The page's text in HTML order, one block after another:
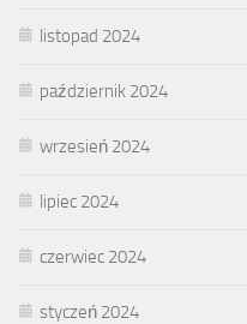
listopad 2024
październik 2024
wrzesień 2024
lipiec 2024
czerwiec 2024
styczeń 2024